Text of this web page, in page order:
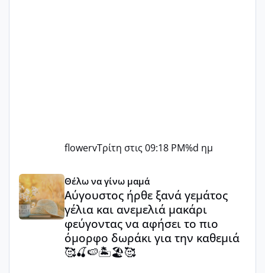
flowervΤρίτη στις 09:18 PM%d ημ
Αύγουστος ήρθε ξανά γεμάτος γέλια και ανεμελιά
Θέλω να γίνω μαμά
Αύγουστος ήρθε ξανά γεμάτος
γέλια και ανεμελιά μακάρι
φεύγοντας να αφήσει το πιο
όμορφο δωράκι για την καθεμιά
🥰🍒🍉🏝️🏖️🥰